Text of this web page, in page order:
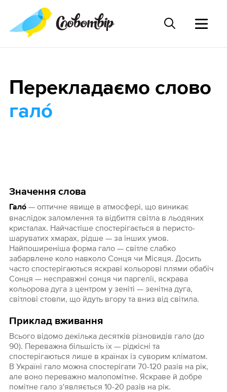
Значення слова
Гало́— оптичне явище в атмосфері, що виникає
внаслідок заломлення та відбиття світла в льодяних
кристалах. Найчастіше спостерігається в перисто-
шаруватих хмарах, рідше — за інших умов.
Найпоширеніша форма гало — світле слабко
забарвлене коло навколо Сонця чи Місяця. Досить
часто спостерігаються яскраві кольорові плями обабіч
Сонця — несправжні сонця чи паргелії, яскрава
кольорова дуга з центром у зеніті — зенітна дуга,
світлові стовпи, що йдуть вгору та вниз від світила.
Приклад вживання
Всього відомо декілька десятків різновидів гало (до
90). Переважна більшість їх — рідкісні та
спостерігаються лише в країнах із суворим кліматом.
В Україні гало можна спостерігати 70-120 разів на рік,
але воно переважно малопомітне. Яскраве й добре
помітне гало з'являється 10-20 разів на рік.
Перекладаємо слово
гало́